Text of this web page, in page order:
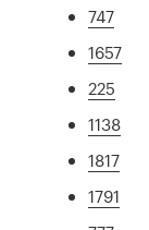
747
1657
225
1138
1817
1791